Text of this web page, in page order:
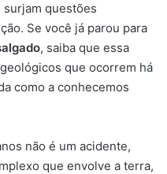
questões
Se você já parou para
, saiba que essa
que ocorrem há
como a conhecemos
não é um acidente,
que envolve a terra,